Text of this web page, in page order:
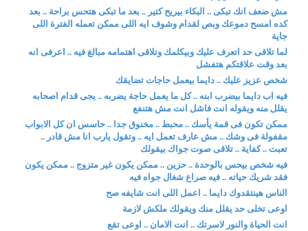
مش ضعف انك تبكى .. البكاء بيريح كتير .. بعد ما تبكى هتحس براحة .. بعد
كده امسح دموعك وبص لقدام وشوف ايه اللى ممكن تعمله الفترة اللى
جاية
لما تلاقى حد اتعرف عليك وبيكلمك وتلاقى اهتمامه مبالغ فيه .. اعرفى انه
بعد وقت علاقتكم هتفشل
شخص عزيز عليك .. دايما بيعمل حاجات تضايقك
فيه اب دايما بيضرب ابنه .. كل ما يعمل حاجة يضربه .. يجى قدام اصحابه
يقلل منه ويقوله انت فاشل انت مش هتنفع
ممكن تكون فى قمة يأسك .. محبط .. مخنوق جدا .. حاسس ان كل الابواب
مقفولة فى وشك .. مش عارف تعمل ايه .. وتقول يارب انا مش قادر ..
تعبت .. كفاية .. تلاقى صوت جواك بيقولك
فيه شخص بيحس بالوحدة .. حزين .. ممكن يكون غير متزوج .. ممكن يكون
فقد شريك حياته .. فيه صراع شغال جواه فيه
الناس هينتقدوك دايما .. اعمل اللى انت شايفه صح
اوعى تخلى حد يقلل منك ويقولك ملكش لازمة
انت الحياة والنور لاسرتك .. انت الامان .. اوعى تقع